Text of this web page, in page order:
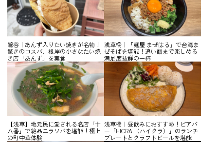
鶯谷｜あんず入りたい焼きが名物！
驚きのコスパ、根岸の小さなたい焼
き店「あんず」を実食
浅草橋｜「麺屋 まぜはる」で台湾ま
ぜそばを堪能！追い飯まで楽しめる
満足度抜群の一杯
【浅草】地元民に愛される名店「十
八番」で絶品ニラソバを堪能！極上
の町中華体験
浅草橋｜昼飲みにおすすめ！ビアバ
ー「HICRA.（ハイクラ）」のランチ
プレートとクラフトビールを堪能